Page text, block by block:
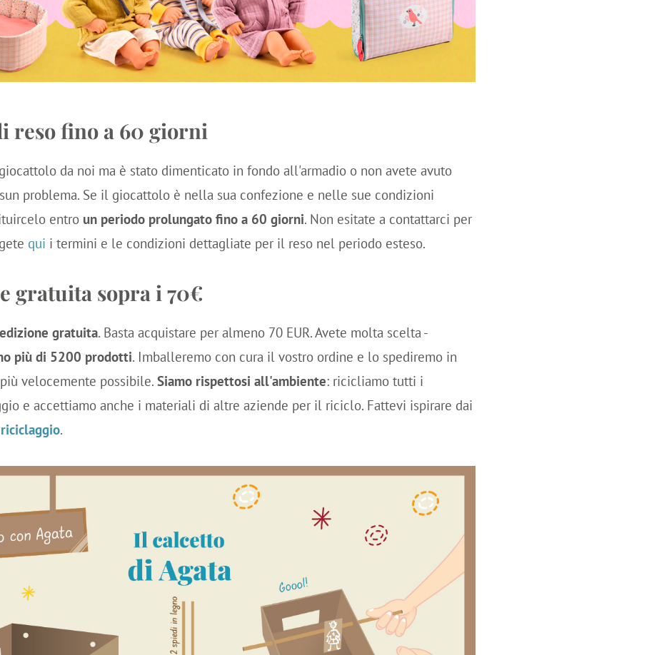
reso fino a 60 giorni
da noi ma è stato dimenticato in fondo all'armadio o non avete avuto
problema. Se il giocattolo è nella sua confezione e nelle sue condizioni
entro un periodo prolungato fino a 60 giorni. Non esitate a contattarci per
qui i termini e le condizioni dettagliate per il reso nel periodo esteso.
gratuita sopra i 70€
gratuita. Basta acquistare per almeno 70 EUR. Avete molta scelta -
più di 5200 prodotti. Imballeremo con cura il vostro ordine e lo spediremo in
velocemente possibile. Siamo rispettosi all'ambiente: ricicliamo tutti i
e accettiamo anche i materiali di altre aziende per il riciclo. Fattevi ispirare dai
.